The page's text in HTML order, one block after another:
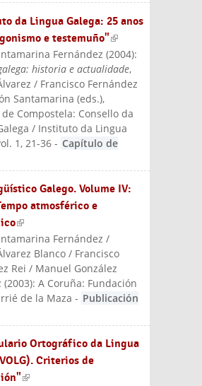
da Lingua Galega: 25 anos
e testemuño"(link is
externa
l)
Fernández (2004):
historia e actualidade,
/ Francisco Fernández
Santamarina (eds.),
Compostela: Consello da
/ Instituto da Lingua
1, 21-36 - Capítulo de
Galego. Volume IV:
atmosférico e
(link is external)
Fernández /
Blanco / Francisco
Rei / Manuel González
(2003):A Coruña: Fundación
de la Maza - Publicación
Ortográfico da Lingua
Criterios de
(link is external)